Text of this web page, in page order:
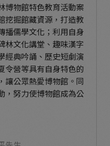
博物館特色教育活動案
挖掘館藏資源，打造教
播儒學文化；利用自身
林文化講堂、趣味漢字
經典吟誦、歷史短劇演
令營等具有自身特色的
讓公眾熱愛博物館。同
，努力使博物館成為公